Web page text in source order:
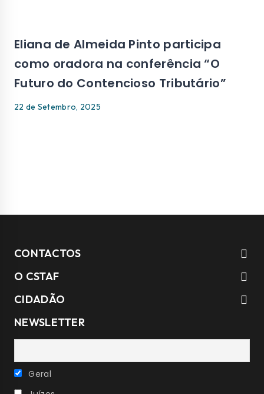
Eliana de Almeida Pinto participa
como oradora na conferência “O
Futuro do Contencioso Tributário”
22 de Setembro, 2025
CONTACTOS
O CSTAF
CIDADÃO
NEWSLETTER
Geral